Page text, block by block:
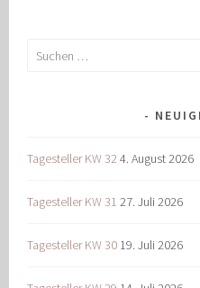
Suchen
Tagesteller KW 324. August 2026
Tagesteller KW 31 27. Juli 2026
Tagesteller KW 30 19. Juli 2026